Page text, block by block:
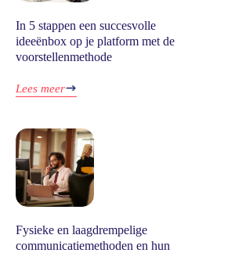
In 5 stappen een succesvolle
ideeënbox op je platform met de
voorstellenmethode
Lees meer
Fysieke en laagdrempelige
communicatiemethoden en hun